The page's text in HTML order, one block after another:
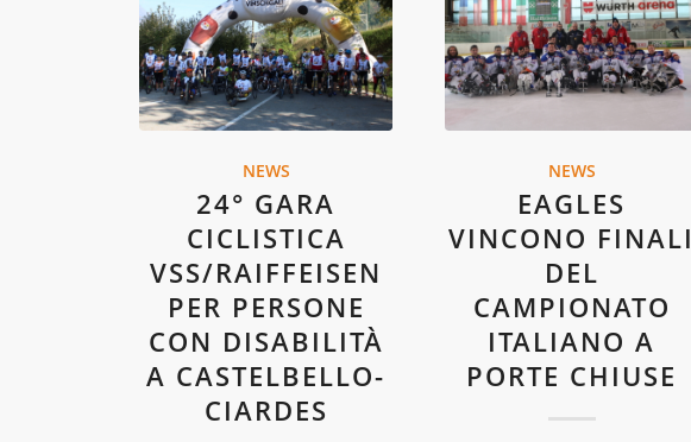
NEWS
24° GARA
CICLISTICA
VSS/RAIFFEISEN
PER PERSONE
CON DISABILITÀ
A CASTELBELLO-
CIARDES
NEWS
EAGLES
VINCONO FINALI
DEL
CAMPIONATO
ITALIANO A
PORTE CHIUSE